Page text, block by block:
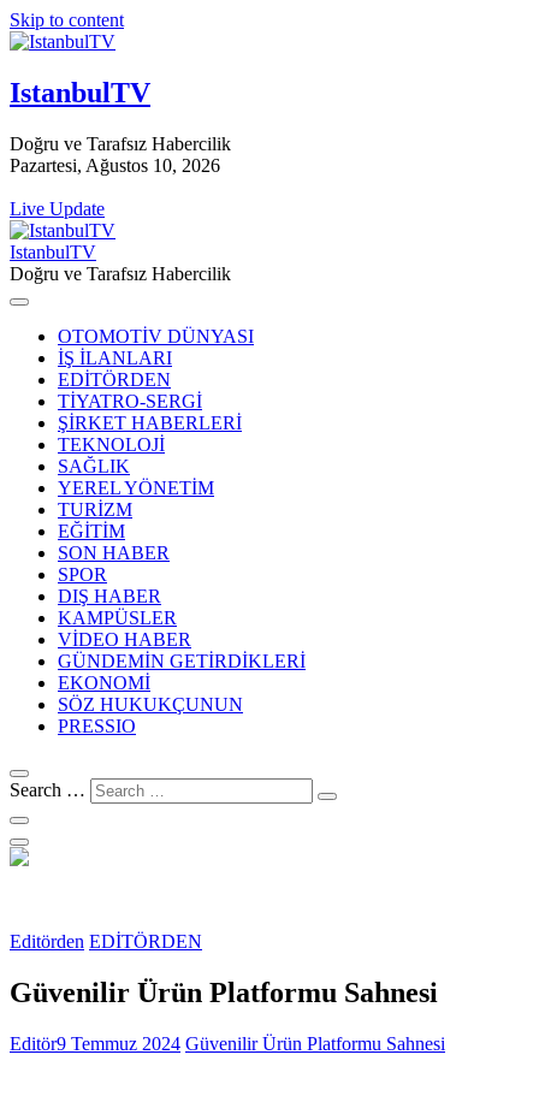
Skip to content
IstanbulTV
Doğru ve Tarafsız Habercilik
Pazartesi, Ağustos 10, 2026
Live Update
IstanbulTV
Doğru ve Tarafsız Habercilik
OTOMOTİV DÜNYASI
İŞ İLANLARI
EDİTÖRDEN
TİYATRO-SERGİ
ŞİRKET HABERLERİ
TEKNOLOJİ
SAĞLIK
YEREL YÖNETİM
TURİZM
EĞİTİM
SON HABER
SPOR
DIŞ HABER
KAMPÜSLER
VİDEO HABER
GÜNDEMİN GETİRDİKLERİ
EKONOMİ
SÖZ HUKUKÇUNUN
PRESSIO
Search …
Editörden EDİTÖRDEN
Güvenilir Ürün Platformu Sahnesi
Editör9 Temmuz 2024 Güvenilir Ürün Platformu Sahnesi